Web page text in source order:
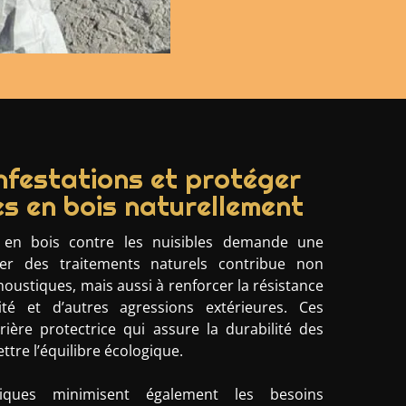
et protéger
en bois naturellement
bois contre les nuisibles demande une
des traitements naturels contribue non
mais aussi à renforcer la résistance
et d’autres agressions extérieures. Ces
protectrice qui assure la durabilité des
l’équilibre écologique.
minimisent également les besoins